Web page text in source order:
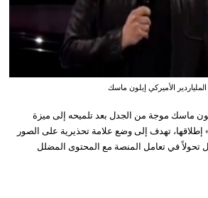
الملياردير الأميركي إيلون ماسك
ماسك موجة من الجدل بعد تلميحه إلى ميزة
تهدف إلى وضع علامة تحذيرية على الصور
تحولاً في تعامل المنصة مع المحتوى المضلل